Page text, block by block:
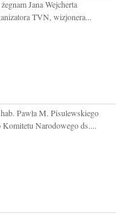
Jana Wejcherta
TVN, wizjonera...
Pawła M. Pisulewskiego
Komitetu Narodowego ds....